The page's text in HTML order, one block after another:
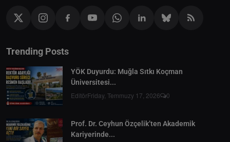
Trending Posts
YÖK Duyurdu: Muğla Sıtkı Koçman
Üniversitesi...
EditörFriday, Temmuzy 17, 2026 0
Prof. Dr. Ceyhun Özçelik’ten Akademik
Kariyerinde...